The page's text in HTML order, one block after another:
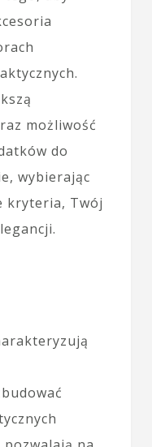
możliwość
do
wybierając
kryteria, Twój